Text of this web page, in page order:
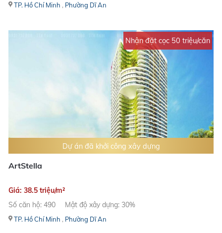
TP. Hồ Chí Minh , Phường Dĩ An
Nhận đặt cọc 50 triệu/căn
Dự án đã khởi công xây dựng
ArtStella
Giá: 38.5 triệu/m²
Số căn hộ: 490
Mật độ xây dựng: 30%
TP. Hồ Chí Minh , Phường Dĩ An